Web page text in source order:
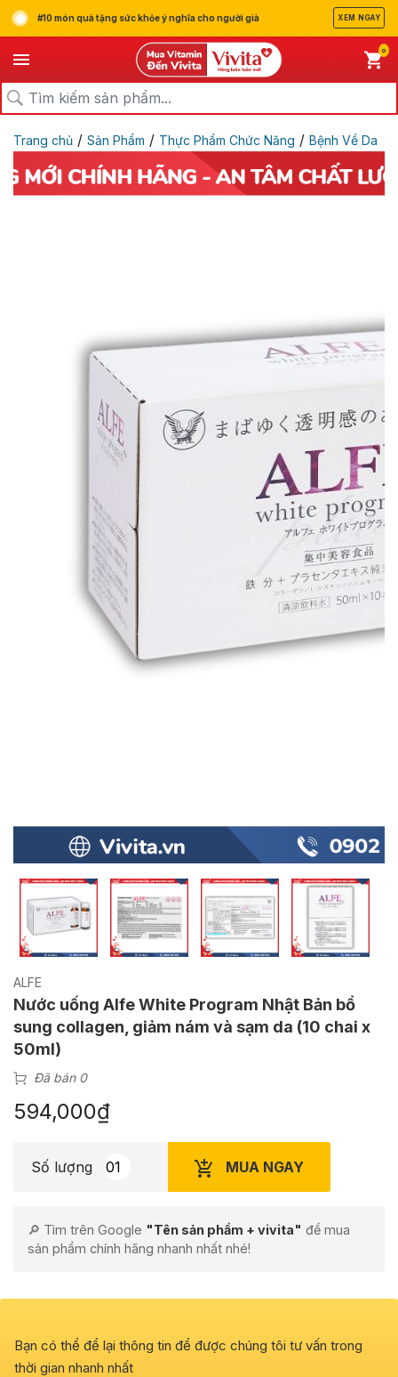
#10 món quà tặng sức khỏe ý nghĩa cho người già XEM NGAY
0
Trang chủ / Sản Phẩm / Thực Phẩm Chức Năng / Bệnh Về Da
ALFE
Nước uống Alfe White Program Nhật Bản bổ
sung collagen, giảm nám và sạm da (10 chai x
50ml)
Đã bán 0
594,000₫
Số lượng MUA NGAY
🔎 Tìm trên Google "Tên sản phẩm + vivita" để mua
sản phẩm chính hãng nhanh nhất nhé!
Bạn có thể để lại thông tin để được chúng tôi tư vấn trong
thời gian nhanh nhất